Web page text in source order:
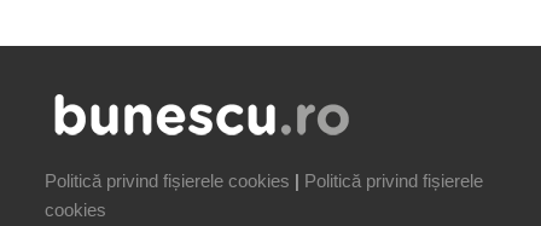
Politică privind fișierele cookies | Politică privind fișierele
cookies